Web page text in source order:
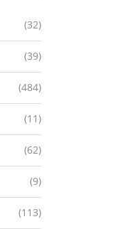
(32)
(39)
(484)
(11)
(62)
(9)
(113)